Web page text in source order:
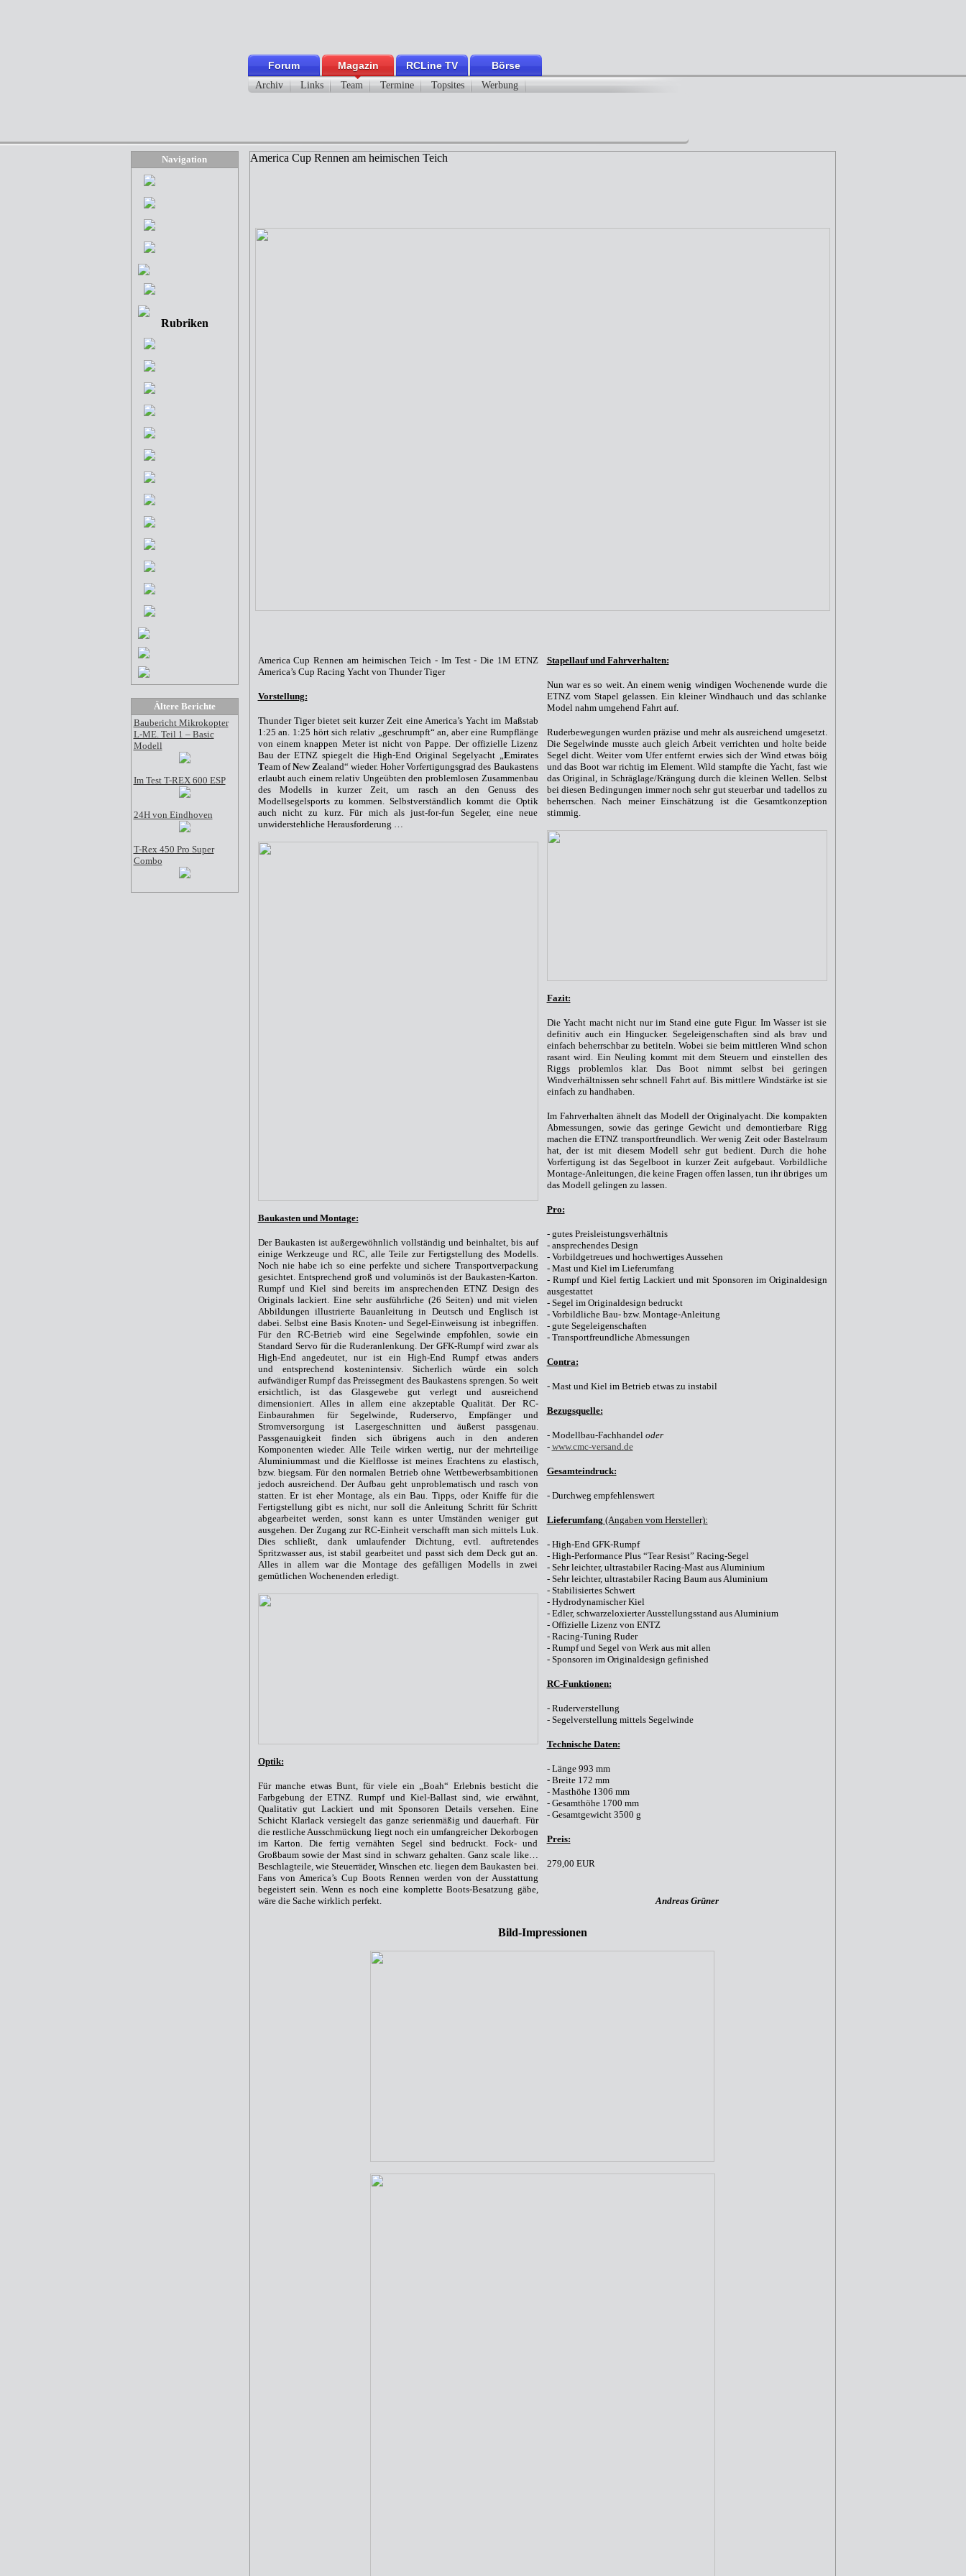
Forum Magazin RCLine TV Börse
Archiv Links Team Termine Topsites Werbung
Navigation
Rubriken
Ältere Berichte
Baubericht Mikrokopter
L-ME. Teil 1 – Basic
Modell
Im Test T-REX 600 ESP
24H von Eindhoven
T-Rex 450 Pro Super
Combo
America Cup Rennen am heimischen Teich
America Cup Rennen am heimischen Teich - Im Test - Die 1M ETNZ
America’s Cup Racing Yacht von Thunder Tiger
Vorstellung:
Thunder Tiger bietet seit kurzer Zeit eine America’s Yacht im Maßstab
1:25 an. 1:25 hört sich relativ „geschrumpft“ an, aber eine Rumpflänge
von einem knappen Meter ist nicht von Pappe. Der offizielle Lizenz
Bau der ETNZ spiegelt die High-End Original Segelyacht „Emirates
Team ofNewZealand“ wieder. Hoher Vorfertigungsgrad des Baukastens
erlaubt auch einem relativ Ungeübten den problemlosen Zusammenbau
des Modells in kurzer Zeit, um rasch an den Genuss des
Modellsegelsports zu kommen. Selbstverständlich kommt die Optik
auch nicht zu kurz. Für mich als just-for-fun Segeler, eine neue
unwiderstehliche Herausforderung …
Baukasten und Montage:
Der Baukasten ist außergewöhnlich vollständig und beinhaltet, bis auf
einige Werkzeuge und RC, alle Teile zur Fertigstellung des Modells.
Noch nie habe ich so eine perfekte und sichere Transportverpackung
gesichtet. Entsprechend groß und voluminös ist der Baukasten-Karton.
Rumpf und Kiel sind bereits im ansprechenden ETNZ Design des
Originals lackiert. Eine sehr ausführliche (26 Seiten) und mit vielen
Abbildungen illustrierte Bauanleitung in Deutsch und Englisch ist
dabei. Selbst eine Basis Knoten- und Segel-Einweisung ist inbegriffen.
Für den RC-Betrieb wird eine Segelwinde empfohlen, sowie ein
Standard Servo für die Ruderanlenkung. Der GFK-Rumpf wird zwar als
High-End angedeutet, nur ist ein High-End Rumpf etwas anders
und entsprechend kostenintensiv. Sicherlich würde ein solch
aufwändiger Rumpf das Preissegment des Baukastens sprengen. So weit
ersichtlich, ist das Glasgewebe gut verlegt und ausreichend
dimensioniert. Alles in allem eine akzeptable Qualität. Der RC-
Einbaurahmen für Segelwinde, Ruderservo, Empfänger und
Stromversorgung ist Lasergeschnitten und äußerst passgenau.
Passgenauigkeit finden sich übrigens auch in den anderen
Komponenten wieder. Alle Teile wirken wertig, nur der mehrteilige
Aluminiummast und die Kielflosse ist meines Erachtens zu elastisch,
bzw. biegsam. Für den normalen Betrieb ohne Wettbewerbsambitionen
jedoch ausreichend. Der Aufbau geht unproblematisch und rasch von
statten. Er ist eher Montage, als ein Bau. Tipps, oder Kniffe für die
Fertigstellung gibt es nicht, nur soll die Anleitung Schritt für Schritt
abgearbeitet werden, sonst kann es unter Umständen weniger gut
ausgehen. Der Zugang zur RC-Einheit verschafft man sich mittels Luk.
Dies schließt, dank umlaufender Dichtung, evtl. auftretendes
Spritzwasser aus, ist stabil gearbeitet und passt sich dem Deck gut an.
Alles in allem war die Montage des gefälligen Modells in zwei
gemütlichen Wochenenden erledigt.
Optik:
Für manche etwas Bunt, für viele ein „Boah“ Erlebnis besticht die
Farbgebung der ETNZ. Rumpf und Kiel-Ballast sind, wie erwähnt,
Qualitativ gut Lackiert und mit Sponsoren Details versehen. Eine
Schicht Klarlack versiegelt das ganze serienmäßig und dauerhaft. Für
die restliche Ausschmückung liegt noch ein umfangreicher Dekorbogen
im Karton. Die fertig vernähten Segel sind bedruckt. Fock- und
Großbaum sowie der Mast sind in schwarz gehalten. Ganz scale like…
Beschlagteile, wie Steuerräder, Winschen etc. liegen dem Baukasten bei.
Fans von America’s Cup Boots Rennen werden von der Ausstattung
begeistert sein. Wenn es noch eine komplette Boots-Besatzung gäbe,
wäre die Sache wirklich perfekt.
Stapellauf und Fahrverhalten:
Nun war es so weit. An einem wenig windigen Wochenende wurde die
ETNZ vom Stapel gelassen. Ein kleiner Windhauch und das schlanke
Model nahm umgehend Fahrt auf.
Ruderbewegungen wurden präzise und mehr als ausreichend umgesetzt.
Die Segelwinde musste auch gleich Arbeit verrichten und holte beide
Segel dicht. Weiter vom Ufer entfernt erwies sich der Wind etwas böig
und das Boot war richtig im Element. Wild stampfte die Yacht, fast wie
das Original, in Schräglage/Krängung durch die kleinen Wellen. Selbst
bei diesen Bedingungen immer noch sehr gut steuerbar und tadellos zu
beherrschen. Nach meiner Einschätzung ist die Gesamtkonzeption
stimmig.
Fazit:
Die Yacht macht nicht nur im Stand eine gute Figur. Im Wasser ist sie
definitiv auch ein Hingucker. Segeleigenschaften sind als brav und
einfach beherrschbar zu betiteln. Wobei sie beim mittleren Wind schon
rasant wird. Ein Neuling kommt mit dem Steuern und einstellen des
Riggs problemlos klar. Das Boot nimmt selbst bei geringen
Windverhältnissen sehr schnell Fahrt auf. Bis mittlere Windstärke ist sie
einfach zu handhaben.
Im Fahrverhalten ähnelt das Modell der Originalyacht. Die kompakten
Abmessungen, sowie das geringe Gewicht und demontierbare Rigg
machen die ETNZ transportfreundlich. Wer wenig Zeit oder Bastelraum
hat, der ist mit diesem Modell sehr gut bedient. Durch die hohe
Vorfertigung ist das Segelboot in kurzer Zeit aufgebaut. Vorbildliche
Montage-Anleitungen, die keine Fragen offen lassen, tun ihr übriges um
das Modell gelingen zu lassen.
Pro:
- gutes Preisleistungsverhältnis
- ansprechendes Design
- Vorbildgetreues und hochwertiges Aussehen
- Mast und Kiel im Lieferumfang
- Rumpf und Kiel fertig Lackiert und mit Sponsoren im Originaldesign
ausgestattet
- Segel im Originaldesign bedruckt
- Vorbildliche Bau- bzw. Montage-Anleitung
- gute Segeleigenschaften
- Transportfreundliche Abmessungen
Contra:
- Mast und Kiel im Betrieb etwas zu instabil
Bezugsquelle:
- Modellbau-Fachhandel oder
- www.cmc-versand.de
Gesamteindruck:
- Durchweg empfehlenswert
Lieferumfang (Angaben vom Hersteller):
- High-End GFK-Rumpf
- High-Performance Plus “Tear Resist” Racing-Segel
- Sehr leichter, ultrastabiler Racing-Mast aus Aluminium
- Sehr leichter, ultrastabiler Racing Baum aus Aluminium
- Stabilisiertes Schwert
- Hydrodynamischer Kiel
- Edler, schwarzeloxierter Ausstellungsstand aus Aluminium
- Offizielle Lizenz von ENTZ
- Racing-Tuning Ruder
- Rumpf und Segel von Werk aus mit allen
- Sponsoren im Originaldesign gefinished
RC-Funktionen:
- Ruderverstellung
- Segelverstellung mittels Segelwinde
Technische Daten:
- Länge 993 mm
- Breite 172 mm
- Masthöhe 1306 mm
- Gesamthöhe 1700 mm
- Gesamtgewicht 3500 g
Preis:
279,00 EUR
Andreas Grüner
Bild-Impressionen